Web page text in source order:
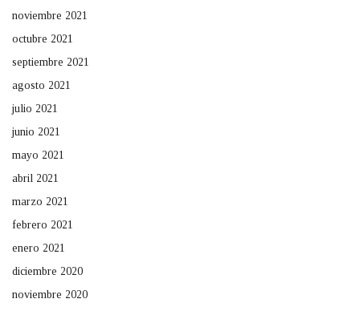
noviembre 2021
octubre 2021
septiembre 2021
agosto 2021
julio 2021
junio 2021
mayo 2021
abril 2021
marzo 2021
febrero 2021
enero 2021
diciembre 2020
noviembre 2020